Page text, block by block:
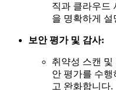
직과 클라우드
을 명확하게 설
보안 평가 및 감사:
취약성 스캔 및
안 평가를 수
고 완화합니다.